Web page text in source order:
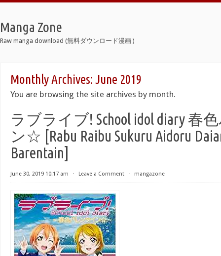
Manga Zone
Raw manga download (無料ダウンロード漫画 )
Monthly Archives: June 2019
You are browsing the site archives by month.
ラブライブ! School idol diary 春
ン☆ [Rabu Raibu Sukuru Aidoru
Barentain]
June 30, 2019 10:17 am ⋅ Leave a Comment ⋅ mangazone